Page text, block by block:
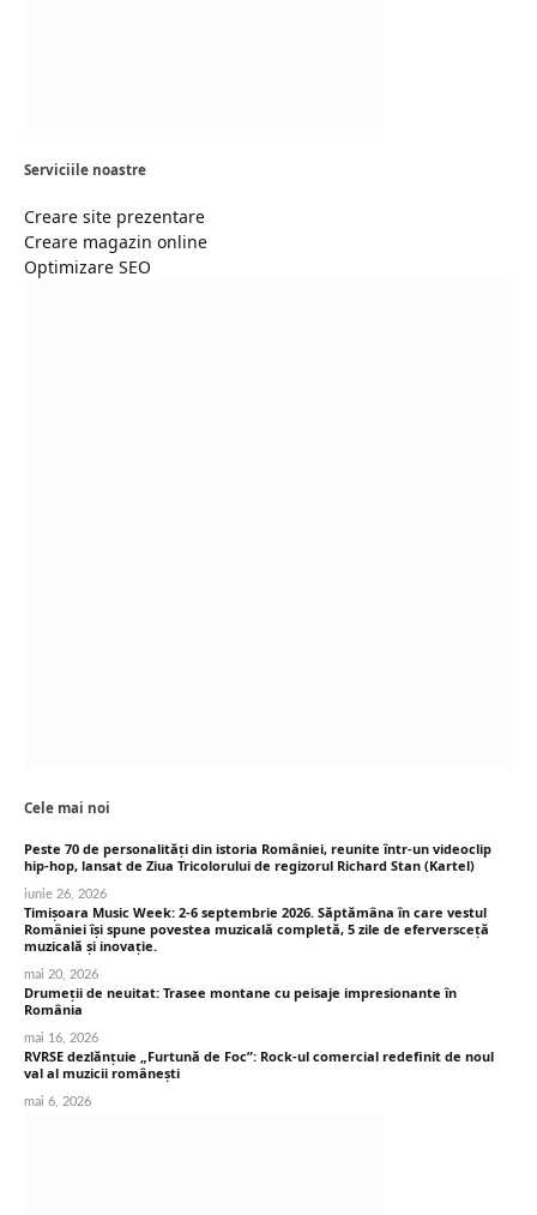
Serviciile noastre
Creare site prezentare
Creare magazin online
Optimizare SEO
Cele mai noi
Peste 70 de personalități din istoria României, reunite într-un videoclip
hip-hop, lansat de Ziua Tricolorului de regizorul Richard Stan (Kartel)
iunie 26, 2026
Timișoara Music Week: 2-6 septembrie 2026. Săptămâna în care vestul
României își spune povestea muzicală completă, 5 zile de eferversceță
muzicală și inovație.
mai 20, 2026
Drumeții de neuitat: Trasee montane cu peisaje impresionante în
România
mai 16, 2026
RVRSE dezlănțuie „Furtună de Foc”: Rock-ul comercial redefinit de noul
val al muzicii românești
mai 6, 2026